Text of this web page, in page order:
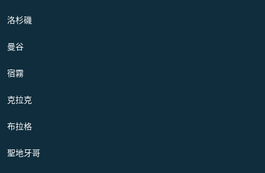
洛杉磯
曼谷
宿霧
克拉克
布拉格
聖地牙哥